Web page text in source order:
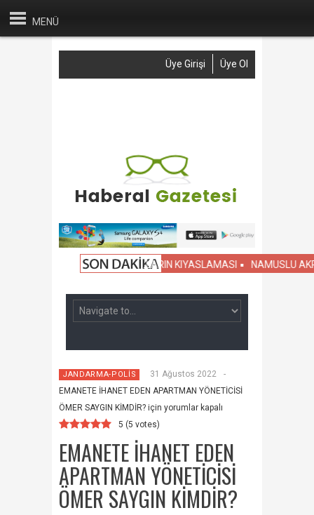
MENÜ
Üye Girişi Üye Ol
OKULLARLA SİVİL OKULLARIN KIYASLAMASI NAMUSLU AKP
JANDARMA-POLİS 31 Ağustos 2022
-
EMANETE İHANET EDEN APARTMAN YÖNETİCİSİ
ÖMER SAYGIN KİMDİR? için yorumlar kapalı
5 (5 votes)
EMANETE İHANET EDEN
APARTMAN YÖNETİCİSİ
ÖMER SAYGIN KİMDİR?